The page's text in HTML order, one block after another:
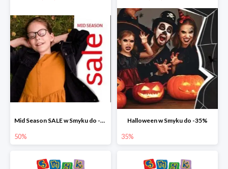
Mid Season SALE w Smyku do -50%
50%
Halloween w Smyku do -35%
35%